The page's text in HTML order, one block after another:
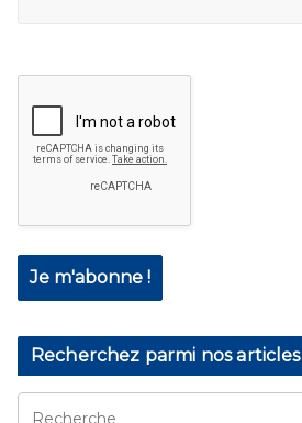
Recherchez parmi nos articles